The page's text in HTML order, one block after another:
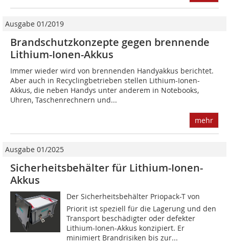
Ausgabe 01/2019
Brandschutzkonzepte gegen brennende
Lithium-Ionen-Akkus
Immer wieder wird von brennenden Handyakkus berichtet.
Aber auch in Recyclingbetrieben stellen Lithium-Ionen-
Akkus, die neben Handys unter anderem in Notebooks,
Uhren, Taschenrechnern und...
mehr
Ausgabe 01/2025
Sicherheitsbehälter für Lithium-Ionen-
Akkus
Der Sicherheitsbehälter Priopack-T von
Priorit ist speziell für die Lagerung und den
Transport beschädigter oder defekter
Lithium-Ionen-Akkus konzipiert. Er
minimiert Brandrisiken bis zur...